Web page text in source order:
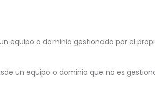
equipo o dominio gestionado por el
un equipo o dominio que no es